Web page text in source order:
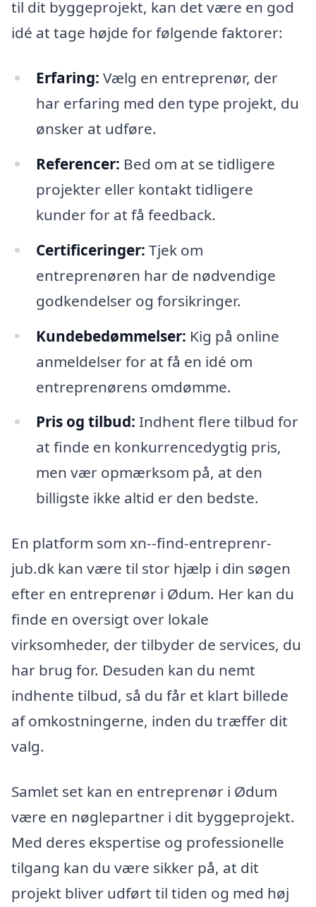
til dit byggeprojekt, kan det være en god
idé at tage højde for følgende faktorer:
Erfaring: Vælg en entreprenør, der
har erfaring med den type projekt, du
ønsker at udføre.
Referencer: Bed om at se tidligere
projekter eller kontakt tidligere
kunder for at få feedback.
Certificeringer: Tjek om
entreprenøren har de nødvendige
godkendelser og forsikringer.
Kundebedømmelser: Kig på online
anmeldelser for at få en idé om
entreprenørens omdømme.
Pris og tilbud: Indhent flere tilbud for
at finde en konkurrencedygtig pris,
men vær opmærksom på, at den
billigste ikke altid er den bedste.
En platform som xn--find-entreprenr-
jub.dk kan være til stor hjælp i din søgen
efter en entreprenør i Ødum. Her kan du
finde en oversigt over lokale
virksomheder, der tilbyder de services, du
har brug for. Desuden kan du nemt
indhente tilbud, så du får et klart billede
af omkostningerne, inden du træffer dit
valg.
Samlet set kan en entreprenør i Ødum
være en nøglepartner i dit byggeprojekt.
Med deres ekspertise og professionelle
tilgang kan du være sikker på, at dit
projekt bliver udført til tiden og med høj